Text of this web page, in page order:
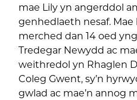
mae Lily yn angerddol
genhedlaeth nesaf. Mae
merched dan 14 oed
Tredegar Newydd ac
weithredol yn Rhaglen
Coleg Gwent, sy’n
gwlad ac mae’n annog